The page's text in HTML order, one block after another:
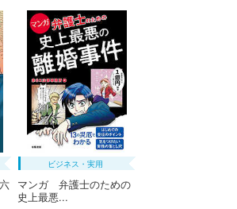
ビジネス・実用
マンガ 弁護士のための
史上最悪...